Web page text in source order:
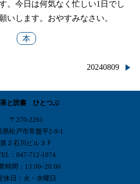
。今日は何気なく忙しい1日でし
いします。おやすみなさい。
本
20240809
と読書 ひとつぶ
〒270-2261
県松戸市常盤平2-9-1
第２石川ビル３Ｆ
：047-712-1074
時間：13:00~20:00
休日：火・水曜日